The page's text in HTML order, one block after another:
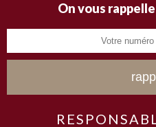
On vous